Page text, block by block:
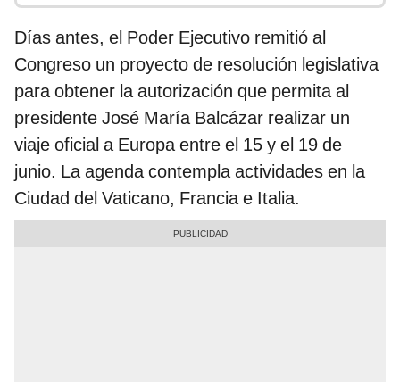
Días antes, el Poder Ejecutivo remitió al
Congreso un proyecto de resolución legislativa
para obtener la autorización que permita al
presidente José María Balcázar realizar un
viaje oficial a Europa entre el 15 y el 19 de
junio. La agenda contempla actividades en la
Ciudad del Vaticano, Francia e Italia.